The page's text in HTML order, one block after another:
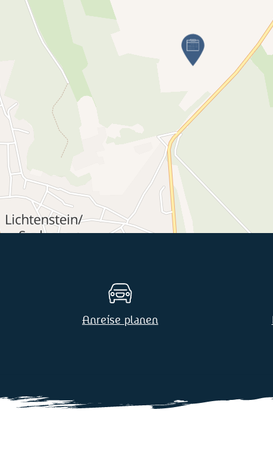
Anreise planen